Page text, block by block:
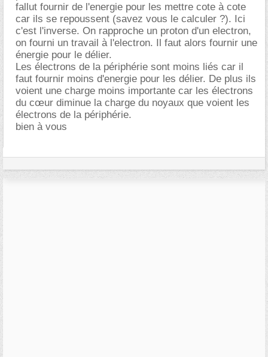
fallut fournir de l'energie pour les mettre cote à cote
car ils se repoussent (savez vous le calculer ?). Ici
c'est l'inverse. On rapproche un proton d'un electron,
on fourni un travail à l'electron. Il faut alors fournir une
énergie pour le délier.
Les électrons de la périphérie sont moins liés car il
faut fournir moins d'energie pour les délier. De plus ils
voient une charge moins importante car les électrons
du cœur diminue la charge du noyaux que voient les
électrons de la périphérie.
bien à vous